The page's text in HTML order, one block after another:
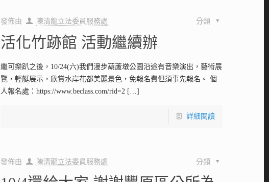
發佈由 陳清龍立法委員服務處 分類
活化竹跡館 活動繼續辦
繼可樂趴之後，10/24(六)我們漫步葫蘆墩公園沿途有音樂演出，藝術展
覽，輕艇展示，欣賞水岸花都美麗景色，免報名費但須事先報名。 個
人報名處：https://www.beclass.com/rid=2 […]
詳細閱讀
發佈由 陳清龍立法委員服務處 分類